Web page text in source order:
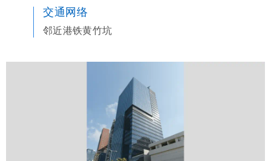
交通网络
邻近港铁黄竹坑